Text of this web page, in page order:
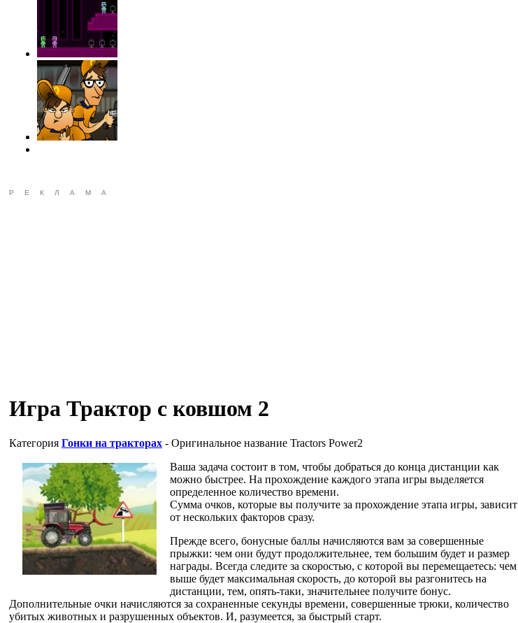
РЕКЛАМА
Игра Трактор с ковшом 2
Категория Гонки на тракторах - Оригинальное название Tractors Power2
Ваша задача состоит в том, чтобы добраться до конца дистанции как
можно быстрее. На прохождение каждого этапа игры выделяется
определенное количество времени.
Сумма очков, которые вы получите за прохождение этапа игры, зависит
от нескольких факторов сразу.
Прежде всего, бонусные баллы начисляются вам за совершенные
прыжки: чем они будут продолжительнее, тем большим будет и размер
награды. Всегда следите за скоростью, с которой вы перемещаетесь: чем
выше будет максимальная скорость, до которой вы разгонитесь на
дистанции, тем, опять-таки, значительнее получите бонус.
Дополнительные очки начисляются за сохраненные секунды времени, совершенные трюки, количество
убитых животных и разрушенных объектов. И, разумеется, за быстрый старт.